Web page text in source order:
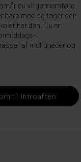
du vil gennemføre
bare med og tager den
har den. Du er
,
af muligheder og
til introaften